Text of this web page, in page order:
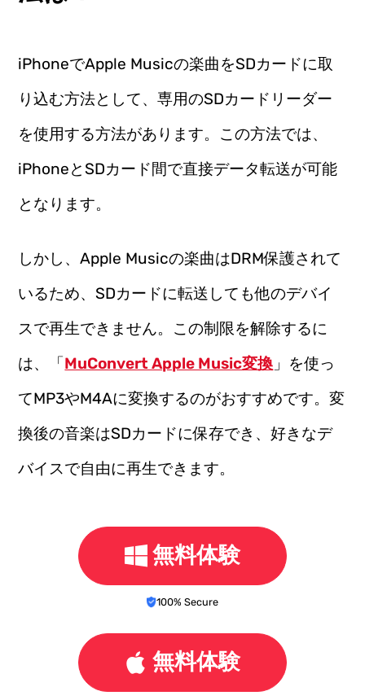
iPhoneでApple Musicの楽曲をSDカードに取
り込む方法として、専用のSDカードリーダー
を使用する方法があります。この方法では、
iPhoneとSDカード間で直接データ転送が可能
となります。
しかし、Apple Musicの楽曲はDRM保護されて
いるため、SDカードに転送しても他のデバイ
スで再生できません。この制限を解除するに
は、「MuConvert Apple Music変換 」を使っ
てMP3やM4Aに変換するのがおすすめです。変
換後の音楽はSDカードに保存でき、好きなデ
バイスで自由に再生できます。
無料体験
100% Secure
無料体験